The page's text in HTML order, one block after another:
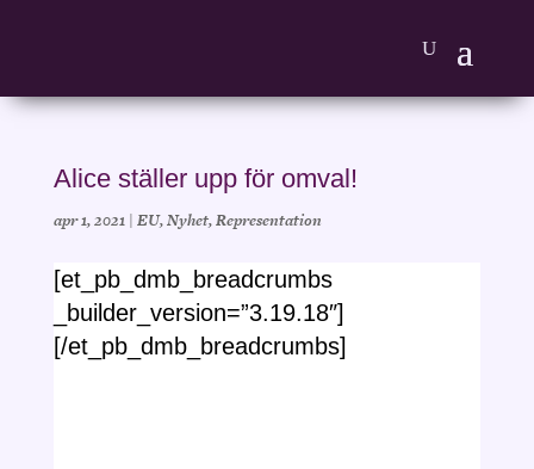
Alice ställer upp för omval!
apr 1, 2021| EU,Nyhet,Representation
[et_pb_dmb_breadcrumbs
_builder_version=”3.19.18″]
[/et_pb_dmb_breadcrumbs]